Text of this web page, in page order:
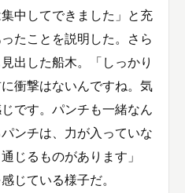
中してできました」と充
たことを説明した。さら
出した船木。「しっかり
衝撃はないんですね。気
です。パンチも一緒なん
ンチは、力が入っていな
じるものがあります」
じている様子だ。